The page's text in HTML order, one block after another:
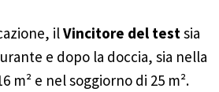
ilVincitore del test sia
e dopo la doccia, sia nella
m² e nel soggiorno di 25 m².